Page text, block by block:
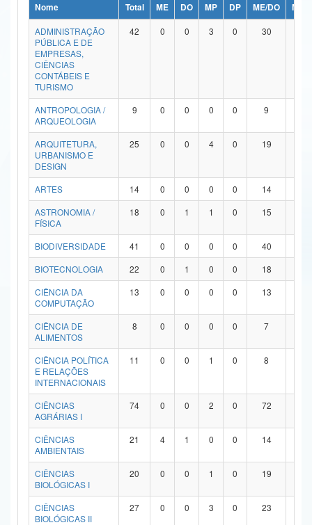
Ministério da Ciência, Tecnologia, Inovações e Comunicações
Ministério do Meio Ambiente
Ministério do Turismo
Ministério do Desenvolvimento Regional
Controladoria-Geral da União
Ministério da Mulher, da Família e dos Direitos Humanos
Secretaria de Governo
Advocacia-Geral da União
Banco Central do Brasil
Nome Total ME DO MP DP ME/DO
MP/
ADMINISTRAÇÃO
PÚBLICA E DE
EMPRESAS,
CIÊNCIAS
CONTÁBEIS E
TURISMO
42 0 0 3 0 30
ANTROPOLOGIA /
ARQUEOLOGIA
9 0 0 0 0 9
ARQUITETURA,
URBANISMO E
DESIGN
25 0 0 4 0 19
ARTES 14 0 0 0 0 14
ASTRONOMIA /
FÍSICA
18 0 1 1 0 15
BIODIVERSIDADE 41 0 0 0 0 40
BIOTECNOLOGIA
22 0 1 0 0 18
CIÊNCIA DA
COMPUTAÇÃO
13 0 0 0 0 13
CIÊNCIA DE
ALIMENTOS
8 0 0 0 0 7
CIÊNCIA POLÍTICA
E RELAÇÕES
INTERNACIONAIS
11 0 0 1 0 8
CIÊNCIAS
AGRÁRIAS I
74 0 0 2 0 72
CIÊNCIAS
AMBIENTAIS
21 4 1 0 0 14
CIÊNCIAS
BIOLÓGICAS I
20 0 0 1 0 19
CIÊNCIAS
BIOLÓGICAS II
27 0 0 3 0 23